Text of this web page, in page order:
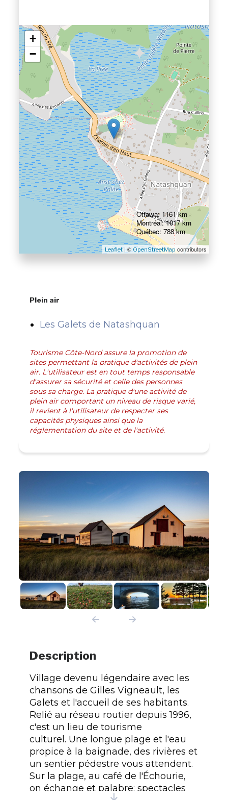
+
−
Leaflet| © OpenStreetMap contributors
Ottawa: 1161 km
Montréal: 1017 km
Québec: 788 km
Plein air
Les Galets de Natashquan
Tourisme Côte-Nord assure la promotion de
sites permettant la pratique d'activités de plein
air. L'utilisateur est en tout temps responsable
d'assurer sa sécurité et celle des personnes
sous sa charge. La pratique d'une activité de
plein air comportant un niveau de risque varié,
il revient à l'utilisateur de respecter ses
capacités physiques ainsi que la
réglementation du site et de l'activité.
Description
Village devenu légendaire avec les
chansons de Gilles Vigneault, les
Galets et l'accueil de ses habitants.
Relié au réseau routier depuis 1996,
c'est un lieu de tourisme
culturel. Une longue plage et l'eau
propice à la baignade, des rivières et
un sentier pédestre vous attendent.
Sur la plage, au café de l'Échourie,
on échange et palabre; spectacles